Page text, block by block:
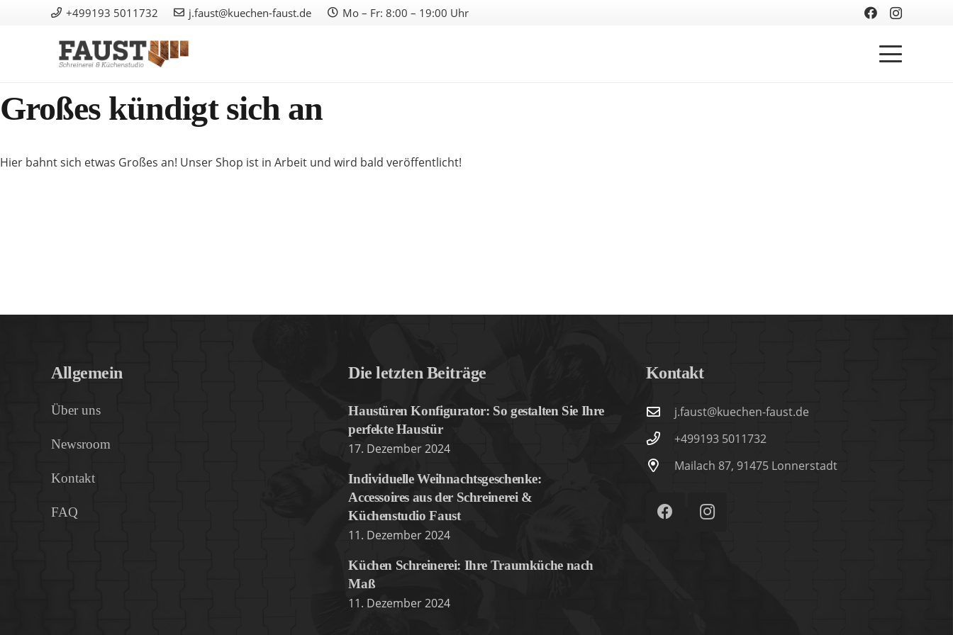
+499193 5011732 j.faust@kuechen-faust.de Mo – Fr: 8:00 – 19:00 Uhr
Großes kündigt sich an
Hier bahnt sich etwas Großes an! Unser Shop ist in Arbeit und wird bald veröffentlicht!
Allgemein
Über uns
Newsroom
Kontakt
FAQ
Die letzten Beiträge
Haustüren Konfigurator: So gestalten Sie Ihre
perfekte Haustür
17. Dezember 2024
Individuelle Weihnachtsgeschenke:
Accessoires aus der Schreinerei &
Küchenstudio Faust
11. Dezember 2024
Küchen Schreinerei: Ihre Traumküche nach
Maß
11. Dezember 2024
Kontakt
j.faust@kuechen-faust.de
+499193 5011732
Mailach 87, 91475 Lonnerstadt